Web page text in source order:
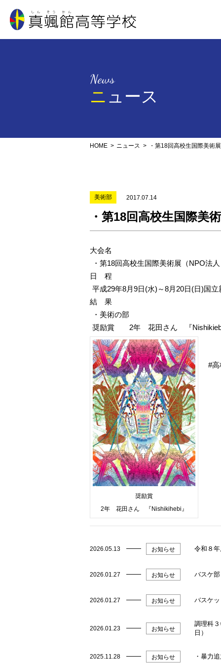
News
ニュース
HOME ニュース ・第18回高校生国際美術
美術部 2017.07.14
・第18回高校生国際美
大会名
・第18回高校生国際美術展（NPO
日 程
平成29年8月9日(水)～8月20日(日)国立
結 果
・美術の部
奨励賞 2年 花田さん 『
奨励賞
2年 花田さん 『Nishikihebi』
高
2026.05.13 お知らせ 令和８
2026.01.27 お知らせ バスケ
2026.01.27 お知らせ バスケ
2026.01.23 お知らせ
調理科
日）
2025.11.28 お知らせ ・暴力